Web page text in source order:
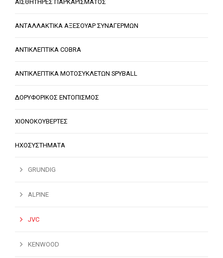
ΑΙΣΘΗΤΗΡΕΣ ΠΑΡΚΑΡΙΣΜΑΤΟΣ
ΑΝΤΑΛΛΑΚΤΙΚΑ ΑΞΕΣΟΥΑΡ ΣΥΝΑΓΕΡΜΩΝ
ΑΝΤΙΚΛΕΠΤΙΚΑ COBRA
ΑΝΤΙΚΛΕΠΤΙΚΑ ΜΟΤΟΣΥΚΛΕΤΩΝ SPYBALL
ΔΟΡΥΦΟΡΙΚΟΣ ΕΝΤΟΠΙΣΜΟΣ
ΧΙΟΝΟΚΟΥΒΕΡΤΕΣ
ΗΧΟΣΥΣΤΗΜΑΤΑ
GRUNDIG
ALPINE
JVC
KENWOOD